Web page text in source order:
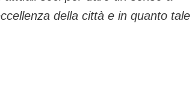
della città e in quanto tale